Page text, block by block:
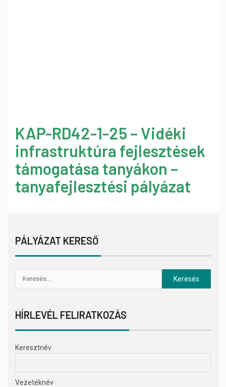
KAP-RD42-1-25 – Vidéki
infrastruktúra fejlesztések
támogatása tanyákon –
tanyafejlesztési pályázat
PÁLYÁZAT KERESŐ
HÍRLEVÉL FELIRATKOZÁS
Keresztnév
Vezetéknév